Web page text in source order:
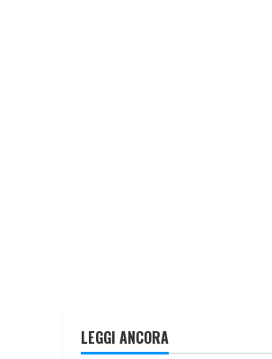
LEGGI ANCORA